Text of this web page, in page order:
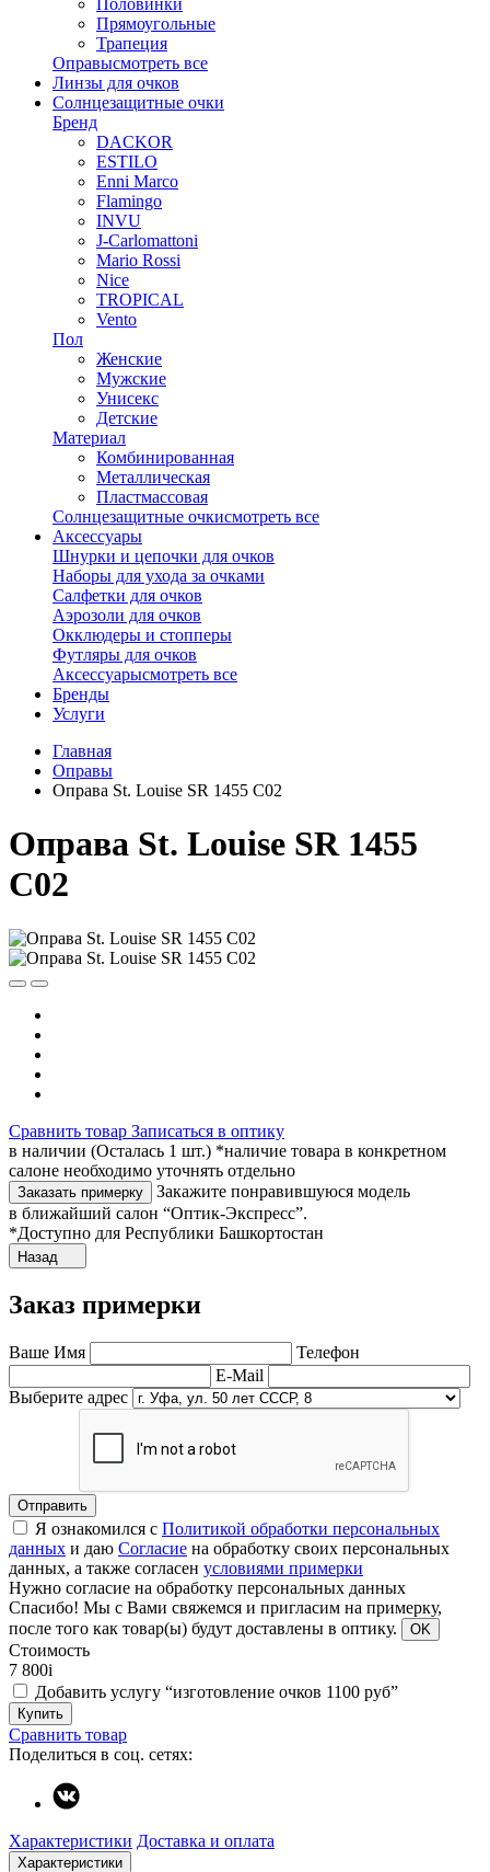
Прямоугольные
Трапеция
Оправысмотреть все
Линзы для очков
Солнцезащитные очки
Бренд
DACKOR
ESTILO
Enni Marco
Flamingo
INVU
J-Carlomattoni
Mario Rossi
Nice
TROPICAL
Vento
Пол
Женские
Мужские
Унисекс
Детские
Материал
Комбинированная
Металлическая
Пластмассовая
Солнцезащитные очкисмотреть все
Аксессуары
Шнурки и цепочки для очков
Наборы для ухода за очками
Салфетки для очков
Аэрозоли для очков
Окклюдеры и стопперы
Футляры для очков
Аксессуарысмотреть все
Бренды
Услуги
Главная
Оправы
Оправа St. Louise SR 1455 C02
Оправа St. Louise SR 1455
C02
Сравнить товар Записаться в оптику
в наличии (Осталась 1 шт.) *наличие товара в конкретном
салоне необходимо уточнять отдельно
Заказать примерку
Закажите понравившуюся модель
в ближайший салон “Оптик-Экспресс”.
*Доступно для Республики Башкортостан
Назад
Заказ примерки
Ваше Имя
Телефон
E-Mail
Выберите адрес
Отправить
Я ознакомился с Политикой обработки персональных
данных и даю Согласие на обработку своих персональных
данных, а также согласен условиями примерки
Нужно согласие на обработку персональных данных
Спасибо! Мы с Вами свяжемся и пригласим на примерку,
после того как товар(ы) будут доставлены в оптику.
OK
Стоимость
7 800i
Добавить услугу “изготовление очков 1100 руб”
Купить
Сравнить товар
Поделиться в соц. сетях:
Характеристики Доставка и оплата
Характеристики